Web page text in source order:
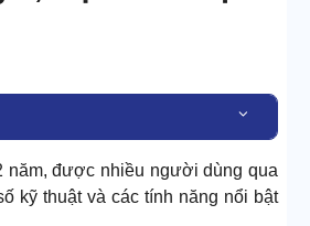
năm, được nhiều người dùng qua
kỹ thuật và các tính năng nổi bật